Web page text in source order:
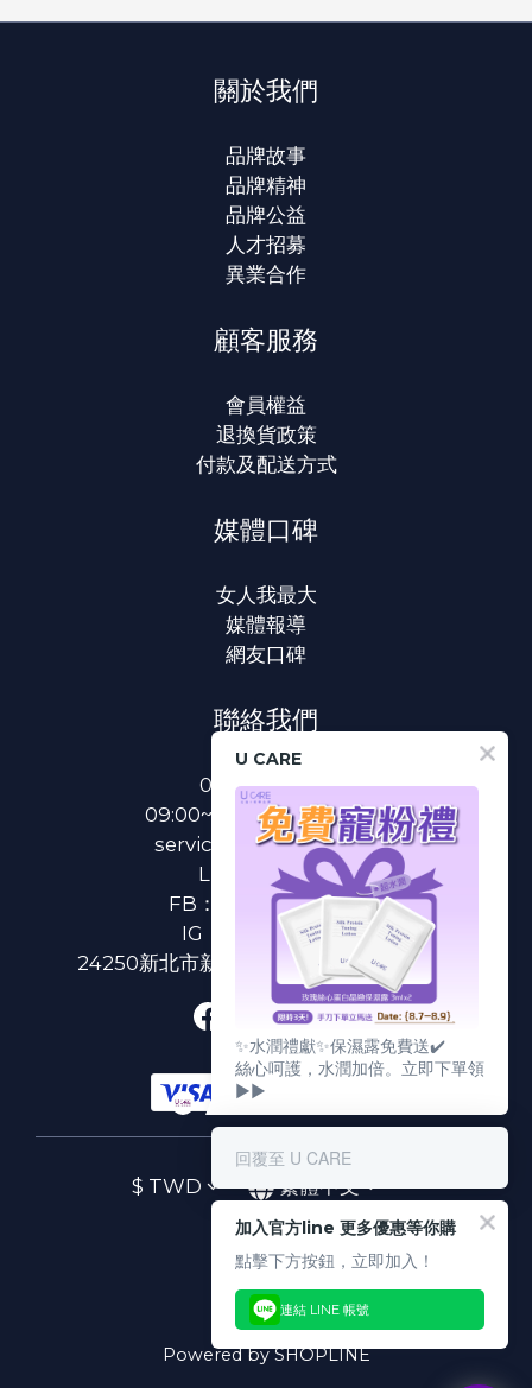
關於我們
品牌故事
品牌精神
品牌公益
人才招募
異業合作
顧客服務
會員權益
退換貨政策
付款及配送方式
媒體口碑
女人我最大
媒體報導
網友口碑
聯絡我們
0800-233-233
09:00~18:00(國定假日除外)
service@u-care.com.tw
LINE：
@ucare
FB：
U CARE 美麗粉專
IG：
ucare.tw2002
24250新北市新莊區新北大道二段312號3樓
$ TWD 繁體中文
Powered by SHOPLINE
U CARE
✨水潤禮獻✨保濕露免費送✔️
絲心呵護，水潤加倍。立即下單領
▶▶
回覆至 U CARE
加入官方line 更多優惠等你購
點擊下方按鈕，立即加入！
連結 LINE 帳號